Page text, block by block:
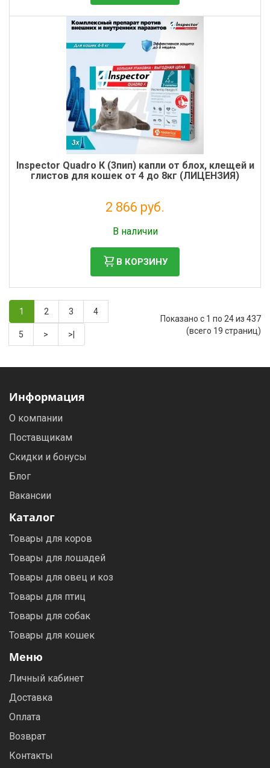
Inspector Quadro К (3пип) капли от блох, клещей и
глистов для кошек от 4 до 8кг (ЛИЦЕНЗИЯ)
2 866 руб.
В наличии
В КОРЗИНУ
1 2 3 4
5 > >|
Показано с 1 по 24 из 437
(всего 19 страниц)
Информация
О компании
Поставщикам
Скидки и бонусы
Блог
Вакансии
Каталог
Товары для коров
Товары для лошадей
Товары для овец и коз
Товары для птиц
Товары для собак
Товары для кошек
Меню
Личный кабинет
Доставка
Оплата
Возврат
Контакты